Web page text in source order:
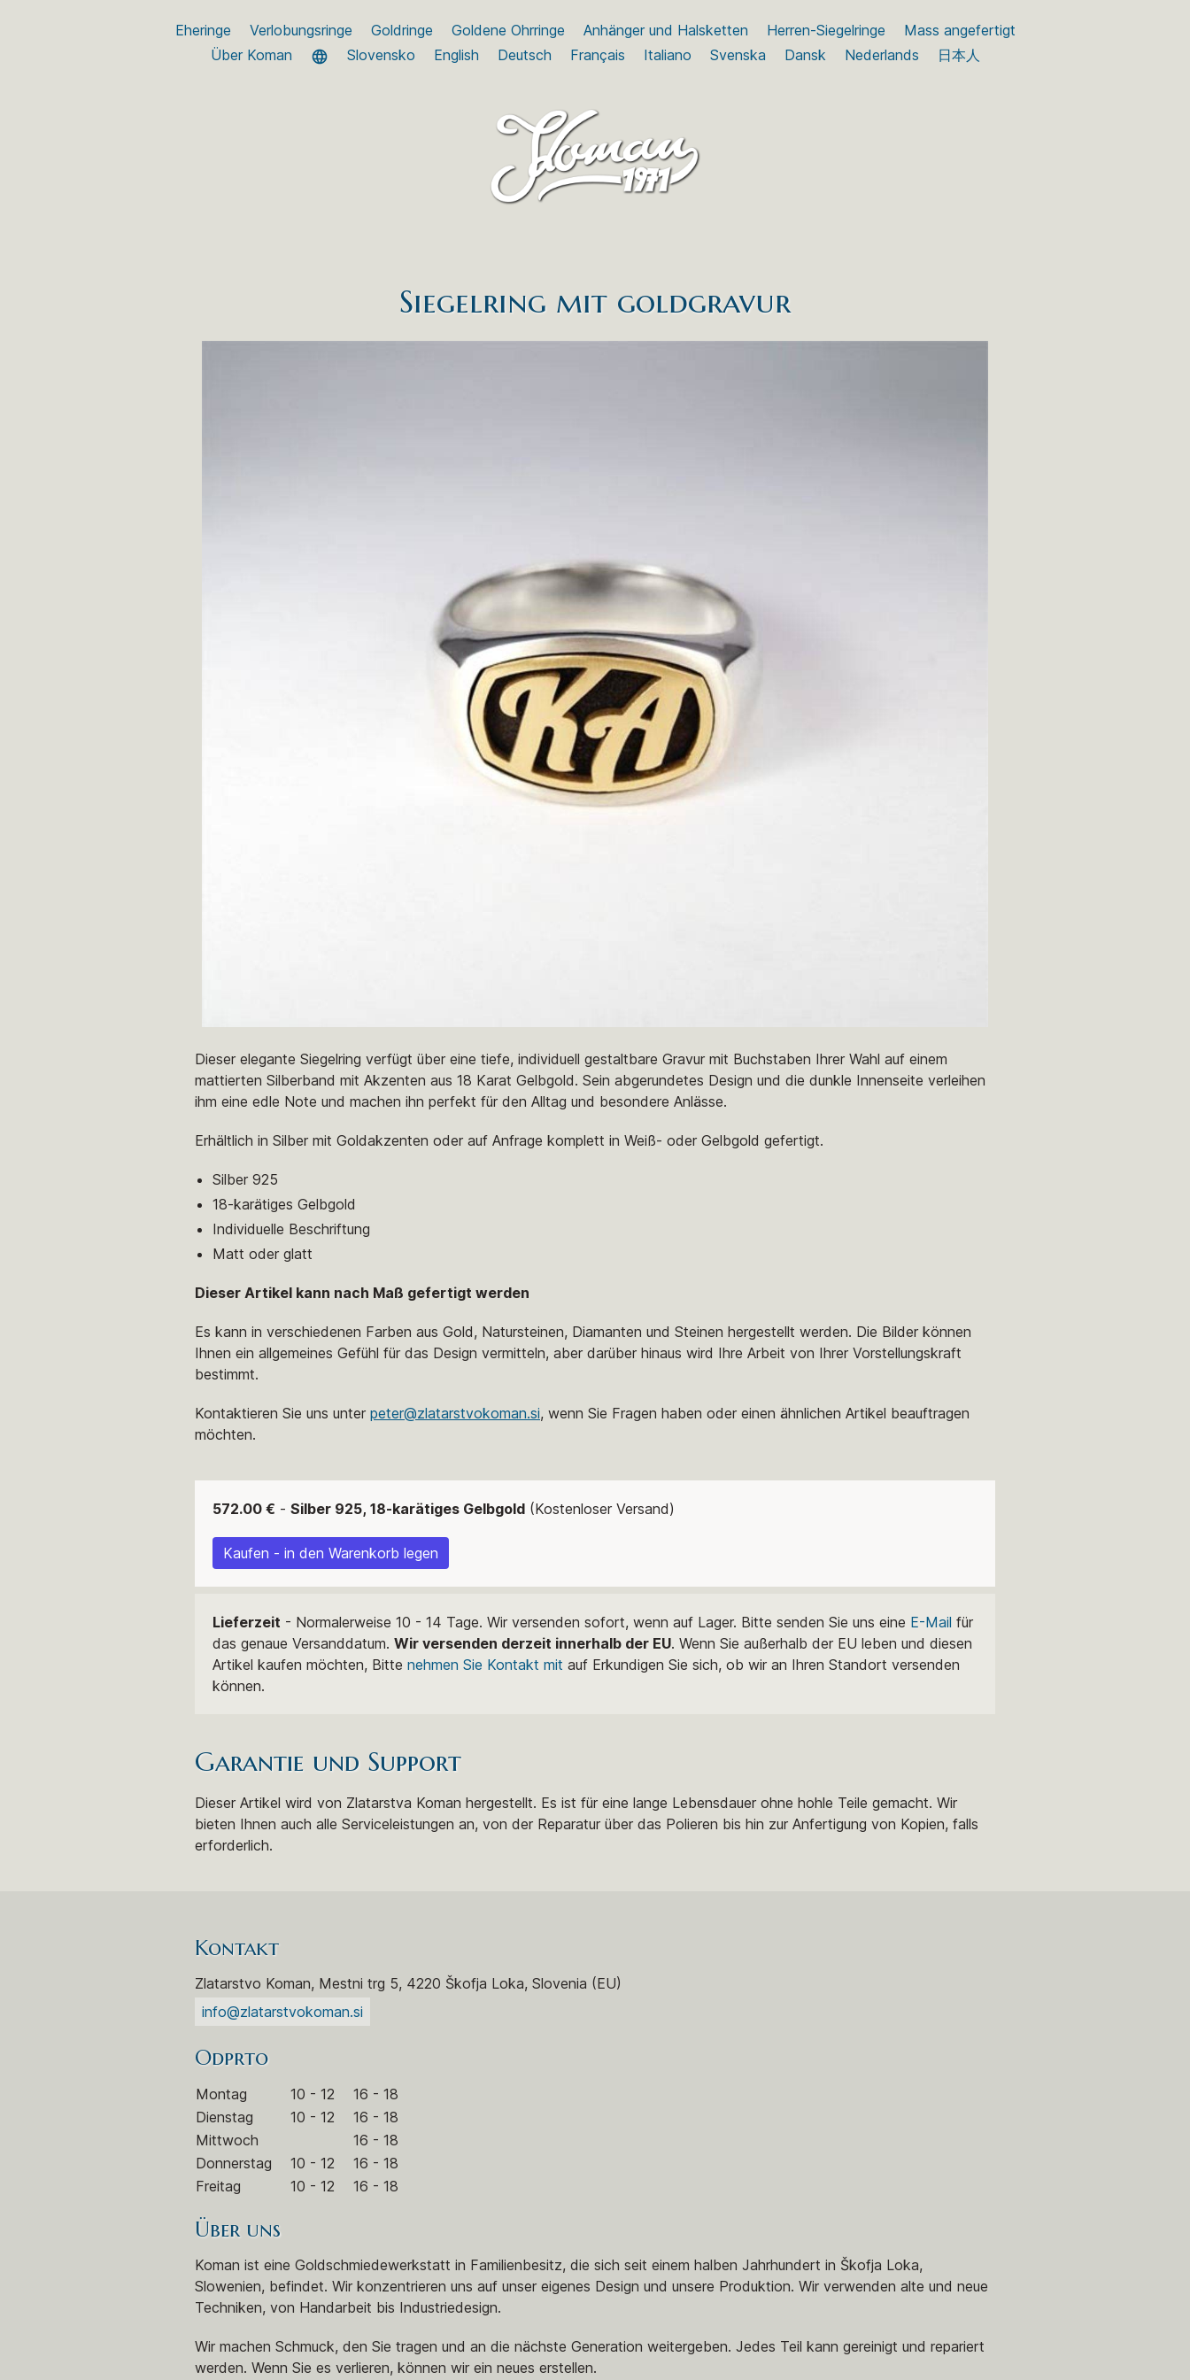
Eheringe Verlobungsringe Goldringe Goldene Ohrringe Anhänger und Halsketten Herren-Siegelringe
Mass angefertigt
Über Koman
Slovensko English Deutsch Français Italiano Svenska Dansk Nederlands 日本人
Siegelring mit goldgravur
Dieser elegante Siegelring verfügt über eine tiefe, individuell gestaltbare Gravur mit Buchstaben Ihrer Wahl auf einem
mattierten Silberband mit Akzenten aus 18 Karat Gelbgold. Sein abgerundetes Design und die dunkle Innenseite verleihen
ihm eine edle Note und machen ihn perfekt für den Alltag und besondere Anlässe.
Erhältlich in Silber mit Goldakzenten oder auf Anfrage komplett in Weiß- oder Gelbgold gefertigt.
Silber 925
18-karätiges Gelbgold
Individuelle Beschriftung
Matt oder glatt
Dieser Artikel kann nach Maß gefertigt werden
Es kann in verschiedenen Farben aus Gold, Natursteinen, Diamanten und Steinen hergestellt werden. Die Bilder können
Ihnen ein allgemeines Gefühl für das Design vermitteln, aber darüber hinaus wird Ihre Arbeit von Ihrer Vorstellungskraft
bestimmt.
Kontaktieren Sie uns unter peter@zlatarstvokoman.si, wenn Sie Fragen haben oder einen ähnlichen Artikel beauftragen
möchten.
572.00 € - Silber 925, 18-karätiges Gelbgold (Kostenloser Versand)
Kaufen - in den Warenkorb legen
Lieferzeit - Normalerweise 10 - 14 Tage. Wir versenden sofort, wenn auf Lager. Bitte senden Sie uns eine E-Mail für
das genaue Versanddatum. Wir versenden derzeit innerhalb der EU. Wenn Sie außerhalb der EU leben und diesen
Artikel kaufen möchten, Bitte nehmen Sie Kontakt mit auf Erkundigen Sie sich, ob wir an Ihren Standort versenden
können.
Garantie und Support
Dieser Artikel wird von Zlatarstva Koman hergestellt. Es ist für eine lange Lebensdauer ohne hohle Teile gemacht. Wir
bieten Ihnen auch alle Serviceleistungen an, von der Reparatur über das Polieren bis hin zur Anfertigung von Kopien, falls
erforderlich.
Kontakt
Zlatarstvo Koman, Mestni trg 5, 4220 Škofja Loka, Slovenia (EU)
info@zlatarstvokoman.si
Odprto
Montag 10 - 12
16 - 18
Dienstag
10 - 12
16 - 18
Mittwoch
16 - 18
Donnerstag
10 - 12
16 - 18
Freitag
10 - 12 16 - 18
Über uns
Koman ist eine Goldschmiedewerkstatt in Familienbesitz, die sich seit einem halben Jahrhundert in Škofja Loka,
Slowenien, befindet. Wir konzentrieren uns auf unser eigenes Design und unsere Produktion. Wir verwenden alte und neue
Techniken, von Handarbeit bis Industriedesign.
Wir machen Schmuck, den Sie tragen und an die nächste Generation weitergeben. Jedes Teil kann gereinigt und repariert
werden. Wenn Sie es verlieren, können wir ein neues erstellen.